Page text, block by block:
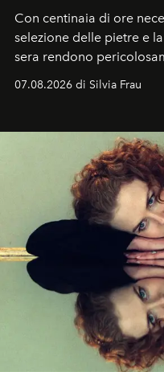
Con centinaia di ore
selezione delle pietre e
sera rendono
07.08.2026 di Silvia Frau